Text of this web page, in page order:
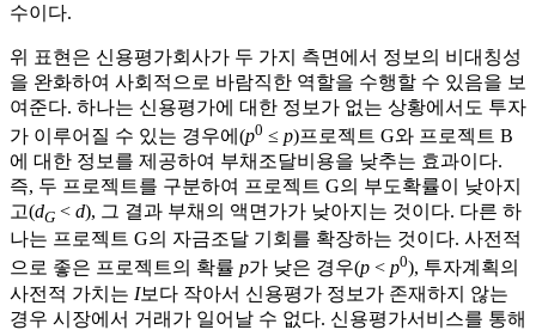
수이다.
위 표현은 신용평가회사가 두 가지 측면에서 정보의 비대칭성
을 완화하여 사회적으로 바람직한 역할을 수행할 수 있음을 보
여준다. 하나는 신용평가에 대한 정보가 없는 상황에서도 투자
가 이루어질 수 있는 경우에(p0 ≤ p)프로젝트 G와 프로젝트 B
에 대한 정보를 제공하여 부채조달비용을 낮추는 효과이다.
즉, 두 프로젝트를 구분하여 프로젝트 G의 부도확률이 낮아지
고(dG < d), 그 결과 부채의 액면가가 낮아지는 것이다. 다른 하
나는 프로젝트 G의 자금조달 기회를 확장하는 것이다. 사전적
으로 좋은 프로젝트의 확률 p가 낮은 경우(p < p0), 투자계획의
사전적 가치는 I보다 작아서 신용평가 정보가 존재하지 않는
경우 시장에서 거래가 일어날 수 없다. 신용평가서비스를 통해